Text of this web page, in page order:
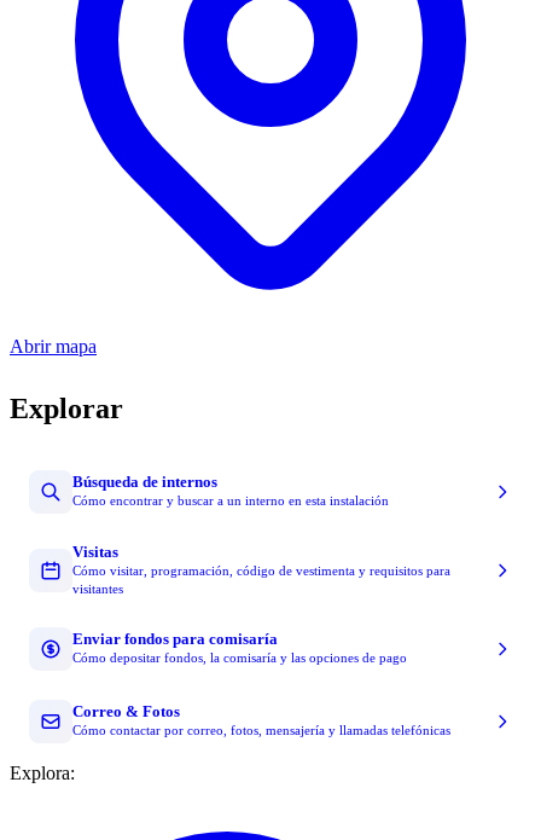
Abrir mapa
Explorar
Búsqueda de internos
Cómo encontrar y buscar a un interno en esta instalación
Visitas
Cómo visitar, programación, código de vestimenta y requisitos para
visitantes
Enviar fondos para comisaría
Cómo depositar fondos, la comisaría y las opciones de pago
Correo & Fotos
Cómo contactar por correo, fotos, mensajería y llamadas telefónicas
Explora: